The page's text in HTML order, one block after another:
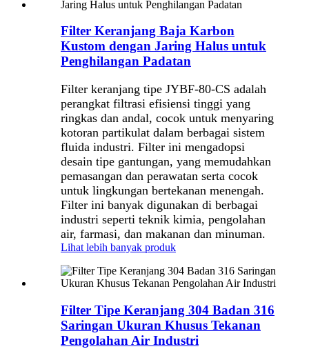
Filter Keranjang Baja Karbon
Kustom dengan Jaring Halus untuk
Penghilangan Padatan
Filter keranjang tipe JYBF-80-CS adalah
perangkat filtrasi efisiensi tinggi yang
ringkas dan andal, cocok untuk menyaring
kotoran partikulat dalam berbagai sistem
fluida industri. Filter ini mengadopsi
desain tipe gantungan, yang memudahkan
pemasangan dan perawatan serta cocok
untuk lingkungan bertekanan menengah.
Filter ini banyak digunakan di berbagai
industri seperti teknik kimia, pengolahan
air, farmasi, dan makanan dan minuman.
Lihat lebih banyak produk
Filter Tipe Keranjang 304 Badan 316
Saringan Ukuran Khusus Tekanan
Pengolahan Air Industri